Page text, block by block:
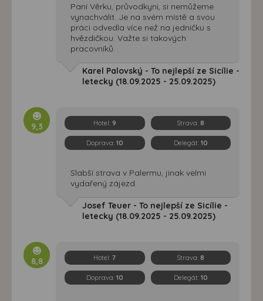
Paní Věrku, průvodkyni, si nemůžeme
vynachválit. Je na svém místě a svou
práci odvedla více než na jedničku s
hvězdičkou. Važte si takových
pracovníků.
Karel Palovský - To nejlepší ze Sicílie -
letecky (18.09.2025 - 25.09.2025)
9,3 Hotel: 9 Strava: 8
Doprava: 10 Delegát: 10
Slabší strava v Palermu, jinak velmi
vydařený zájezd.
Josef Teuer - To nejlepší ze Sicílie -
letecky (18.09.2025 - 25.09.2025)
8,8 Hotel:7 Strava: 8
Doprava: 10 Delegát: 10